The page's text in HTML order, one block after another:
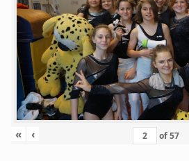
« ‹ of57